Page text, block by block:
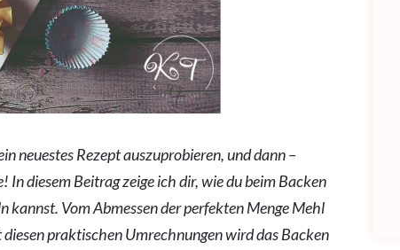
neuestes Rezept auszuprobieren, und dann –
In diesem Beitrag zeige ich dir, wie du beim Backen
Vom Abmessen der perfekten Menge Mehl
praktischen Umrechnungen wird das Backen